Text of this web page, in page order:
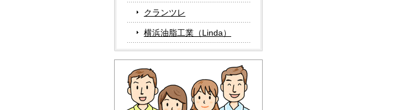
クランツレ
横浜油脂工業（Linda）